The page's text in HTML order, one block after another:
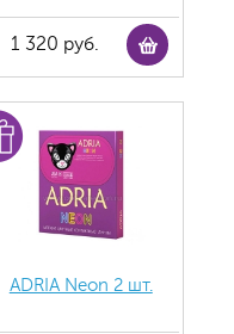
1 320 руб.
ADRIA Neon 2 шт.